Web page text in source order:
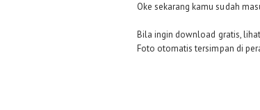
Oke sekarang kamu sudah
Bila ingin download gratis,
Foto otomatis tersimpan di